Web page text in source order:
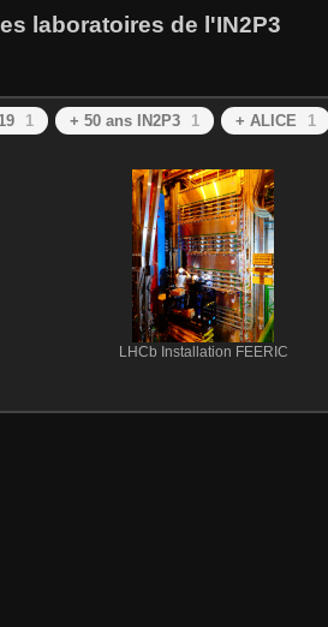
laboratoires de l'IN2P3
1 + 50 ans IN2P3 1 + ALICE 1
LHCb Installation FEERIC